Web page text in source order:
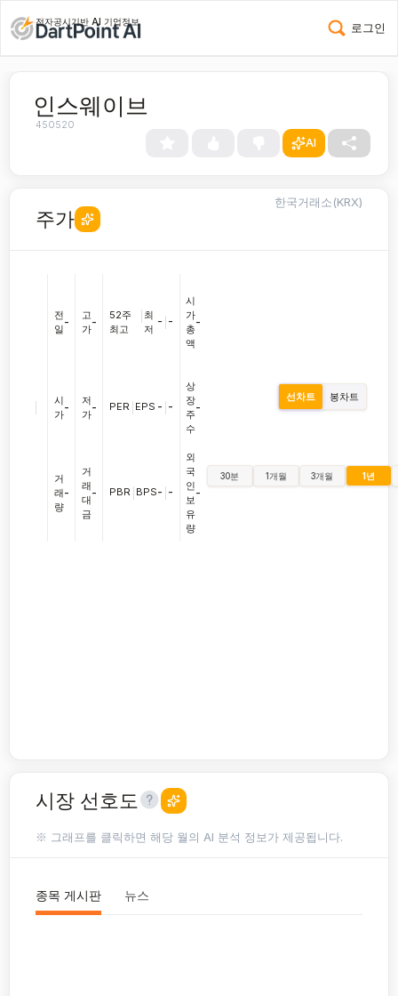
전자공시기반 AI 기업정보 로그인
인스웨이브
450520
AI
주가
한국거래소(KRX)
전
일
-
시
가
-
거
래
량
-
고
가
-
저
가
-
거
래
대
금
-
52주
최고
최
저
- -
PER EPS - -
PBR BPS- -
시
가
총
액
-
상
장
주
수
-
외
국
인
보
유
량
-
선차트 봉차트
30분 1개월 3개월 1년
시장 선호도
※ 그래프를 클릭하면 해당 월의 AI 분석 정보가 제공됩니다.
종목 게시판 뉴스